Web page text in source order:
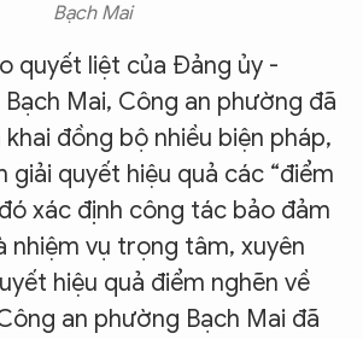
Bạch Mai
quyết liệt của Đảng ủy -
Mai, Công an phường đã
đồng bộ nhiều biện pháp,
giải quyết hiệu quả các “điểm
xác định công tác bảo đảm
vụ trọng tâm, xuyên
hiệu quả điểm nghẽn về
an phường Bạch Mai đã